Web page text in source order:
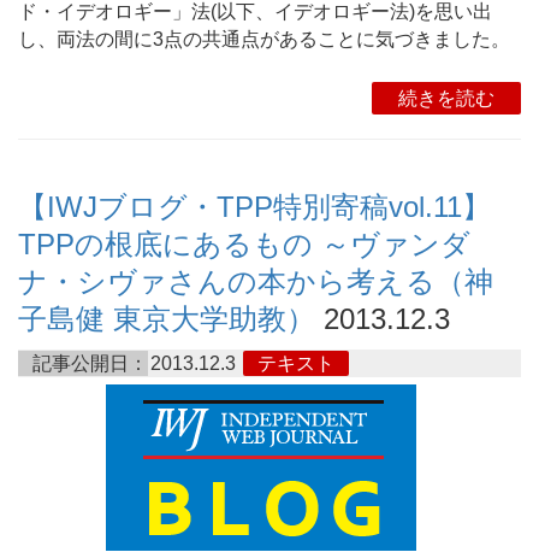
ド・イデオロギー」法(以下、イデオロギー法)を思い出
し、両法の間に3点の共通点があることに気づきました。
続きを読む
【IWJブログ・TPP特別寄稿vol.11】
TPPの根底にあるもの ～ヴァンダ
ナ・シヴァさんの本から考える（神
子島健 東京大学助教）
2013.12.3
記事公開日： 2013.12.3 テキスト